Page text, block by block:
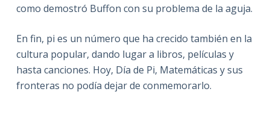
como demostró Buffon con su problema de la aguja.
En fin, pi es un número que ha crecido también en la
cultura popular, dando lugar a libros, películas y
hasta canciones. Hoy, Día de Pi, Matemáticas y sus
fronteras no podía dejar de conmemorarlo.